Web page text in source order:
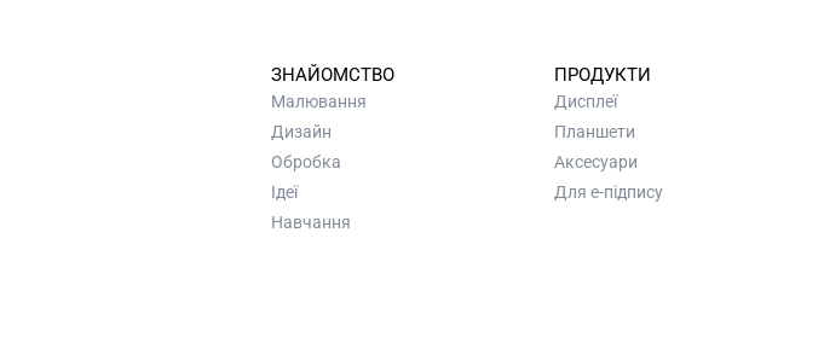
ЗНАЙОМСТВО
Малювання
Дизайн
Обробка
Ідеї
Навчання
ПРОДУКТИ
Дисплеї
Планшети
Аксесуари
Для e-підпису